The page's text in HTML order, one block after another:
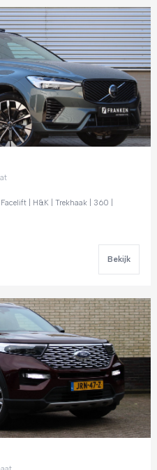
| H&K | Trekhaak | 360 |
Bekijk